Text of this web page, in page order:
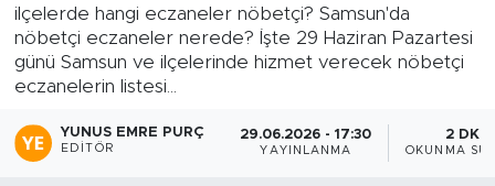
ilçelerde hangi eczaneler nöbetçi? Samsun'da
nöbetçi eczaneler nerede? İşte 29 Haziran Pazartesi
günü Samsun ve ilçelerinde hizmet verecek nöbetçi
eczanelerin listesi...
YUNUS EMRE PURÇ
EDITÖR
29.06.2026 - 17:30
YAYINLANMA
2 DK
OKUNMA
Tüm Manşetler
Haber Arşivi